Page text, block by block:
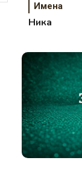
Имена
Ника